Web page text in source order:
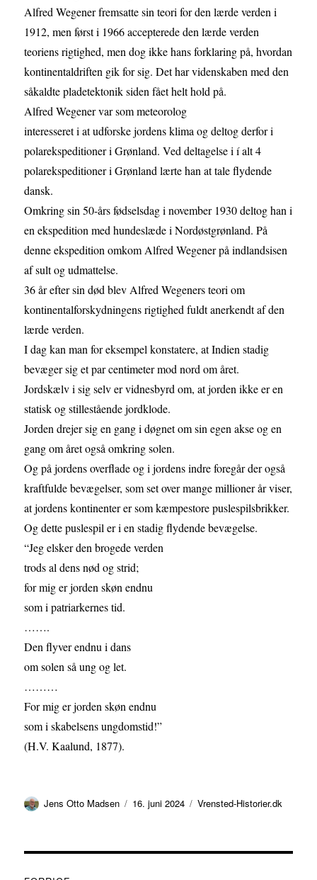
Alfred Wegener fremsatte sin teori for den lærde verden i
1912, men først i 1966 accepterede den lærde verden
teoriens rigtighed, men dog ikke hans forklaring på, hvordan
kontinentaldriften gik for sig. Det har videnskaben med den
såkaldte pladetektonik siden fået helt hold på.
Alfred Wegener var som meteorolog
interesseret i at udforske jordens klima og deltog derfor i
polarekspeditioner i Grønland. Ved deltagelse i í alt 4
polarekspeditioner i Grønland lærte han at tale flydende
dansk.
Omkring sin 50-års fødselsdag i november 1930 deltog han i
en ekspedition med hundeslæde i Nordøstgrønland. På
denne ekspedition omkom Alfred Wegener på indlandsisen
af sult og udmattelse.
36 år efter sin død blev Alfred Wegeners teori om
kontinentalforskydningens rigtighed fuldt anerkendt af den
lærde verden.
I dag kan man for eksempel konstatere, at Indien stadig
bevæger sig et par centimeter mod nord om året.
Jordskælv i sig selv er vidnesbyrd om, at jorden ikke er en
statisk og stillestående jordklode.
Jorden drejer sig en gang i døgnet om sin egen akse og en
gang om året også omkring solen.
Og på jordens overflade og i jordens indre foregår der også
kraftfulde bevægelser, som set over mange millioner år viser,
at jordens kontinenter er som kæmpestore puslespilsbrikker.
Og dette puslespil er i en stadig flydende bevægelse.
“Jeg elsker den brogede verden
trods al dens nød og strid;
for mig er jorden skøn endnu
som i patriarkernes tid.
…….
Den flyver endnu i dans
om solen så ung og let.
………
For mig er jorden skøn endnu
som i skabelsens ungdomstid!”
(H.V. Kaalund, 1877).
Forfatter
Jens Otto Madsen Udgivet
16. juni 2024 Kategorier
Vrensted-Historier.dk